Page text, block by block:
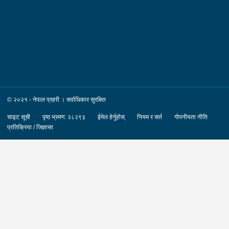
© २०२१ - नेपाल प्रहरी । सर्वाधिकार सुरक्षित
साइट सूची पृष्ठ भ्रमण: २८२९३ ईमेल हेर्नुहोस् नियम र सर्त
गोपनीयता नीति
प्रतिक्रिया / जिज्ञासा